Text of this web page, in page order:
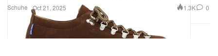
Schuhe Oct 21, 2025 1.3K 0